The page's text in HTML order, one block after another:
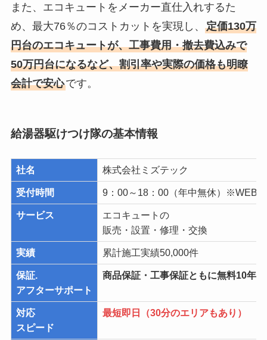
また、エコキュートをメーカー直仕入れするた
め、最大76％のコストカットを実現し、 定価130万
円台のエコキュートが、工事費用・撤去費込みで
50万円台になるなど、割引率や実際の価格も明瞭
会計で安心です。
給湯器駆けつけ隊の基本情報
社名 株式会社ミズテック
受付時間 9：00～18：00（年中無休）※WEB
サービス
エコキュートの
販売・設置・修理・交換
実績 累計施工実績50,000件
保証.
アフターサポート
商品保証・工事保証ともに無料10年
対応
スピード
最短即日（30分のエリアもあり）